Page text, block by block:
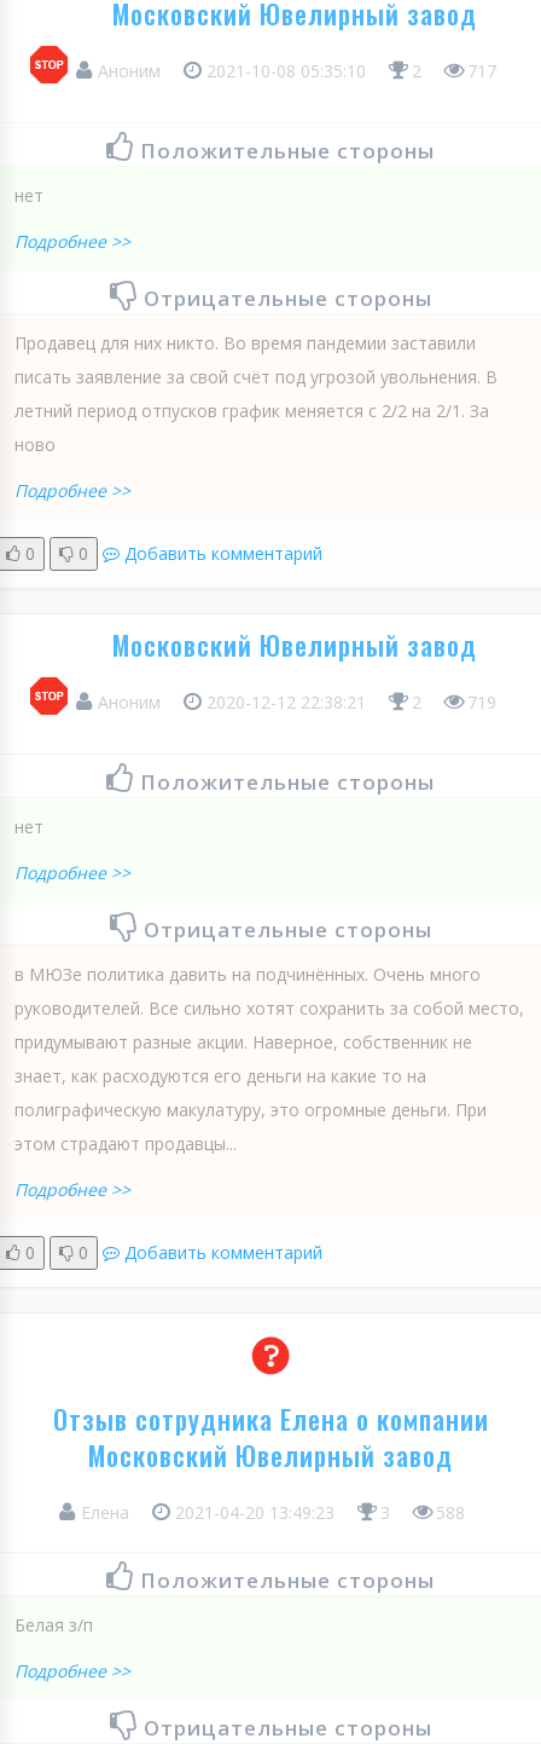
Московский Ювелирный завод
Аноним 2021-10-08 05:35:10 2 717
Положительные стороны
нет
Подробнее >>
Отрицательные стороны
Продавец для них никто. Во время пандемии заставили
писать заявление за свой счёт под угрозой увольнения. В
летний период отпусков график меняется с 2/2 на 2/1. За
ново
Подробнее >>
0 0 Добавить комментарий
Московский Ювелирный завод
Аноним 2020-12-12 22:38:21 2 719
Положительные стороны
нет
Подробнее >>
Отрицательные стороны
в МЮЗе политика давить на подчинённых. Очень много
руководителей. Все сильно хотят сохранить за собой место,
придумывают разные акции. Наверное, собственник не
знает, как расходуются его деньги на какие то на
полиграфическую макулатуру, это огромные деньги. При
этом страдают продавцы...
Подробнее >>
0 0 Добавить комментарий
Отзыв сотрудника Елена о компании
Московский Ювелирный завод
Елена 2021-04-20 13:49:23 3 588
Положительные стороны
Белая з/п
Подробнее >>
Отрицательные стороны